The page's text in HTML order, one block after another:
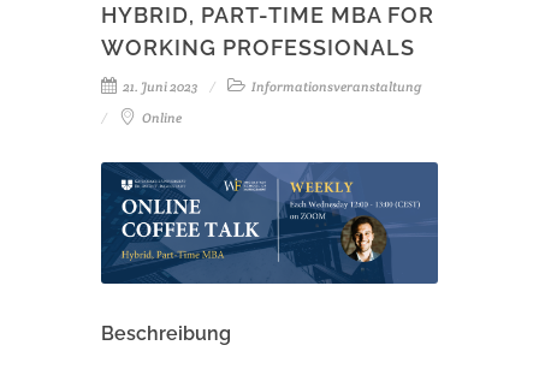
HYBRID, PART-TIME MBA FOR
WORKING PROFESSIONALS
21. Juni 2023
Informationsveranstaltung
Online
Beschreibung